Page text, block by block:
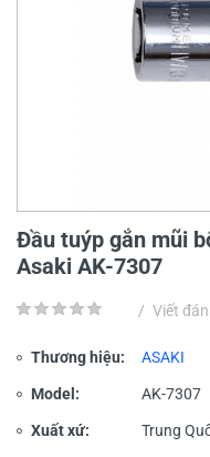
Đầu tuýp gắn mũi
Asaki AK-7307
/ Viết
Thương hiệu: ASAKI
Model: AK-7307
Xuất xứ: Trung